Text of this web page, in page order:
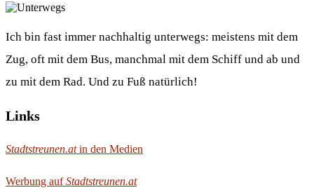
Ich bin fast immer nachhaltig unterwegs: meistens mit dem
Zug, oft mit dem Bus, manchmal mit dem Schiff und ab und
zu mit dem Rad. Und zu Fuß natürlich!
Links
Stadtstreunen.atin den Medien
Werbung aufStadtstreunen.at